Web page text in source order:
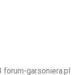
garsoniera.pl